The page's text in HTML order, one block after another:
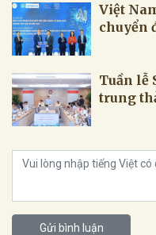
Việt
chuyển
Tuần lễ
trung
Gửi bình luận